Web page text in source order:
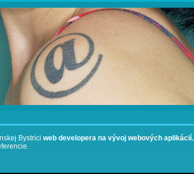
Bystrici web developera na vývoj webových aplikácií.